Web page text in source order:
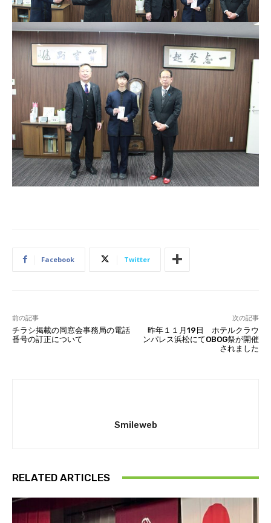
Facebook Twitter
前の記事
チラシ掲載の同窓会事務局の電話
番号の訂正について
次の記事
昨年１１月19日 ホテルクラウ
ンパレス浜松にてOBOG祭が開催
されました
Smileweb
RELATED ARTICLES